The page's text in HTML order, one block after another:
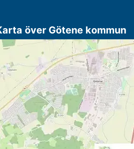
över Götene kommun